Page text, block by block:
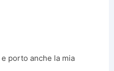
porto anche la mia